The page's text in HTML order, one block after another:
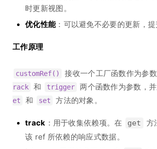
时更新视图。
优化性能：可以避免不必要的更新，提
工作原理
customRef() 接收一个工厂函数作为参
rack
和 trigger 两个函数作为参数，
et
和 set 方法的对象。
track ：用于收集依赖项。在 get
方
该 ref 所依赖的响应式数据。